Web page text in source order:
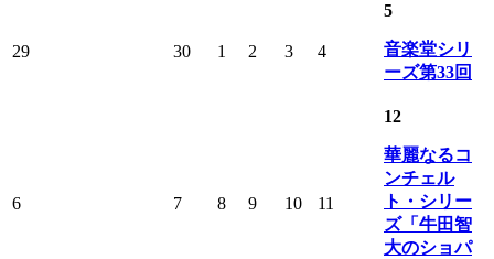
29 30 1 2 3 4
5
音楽堂シリ
ーズ第33回
6 7 8 9 10 11
12
華麗なるコ
ンチェル
ト・シリー
ズ「牛田智
大のショパ